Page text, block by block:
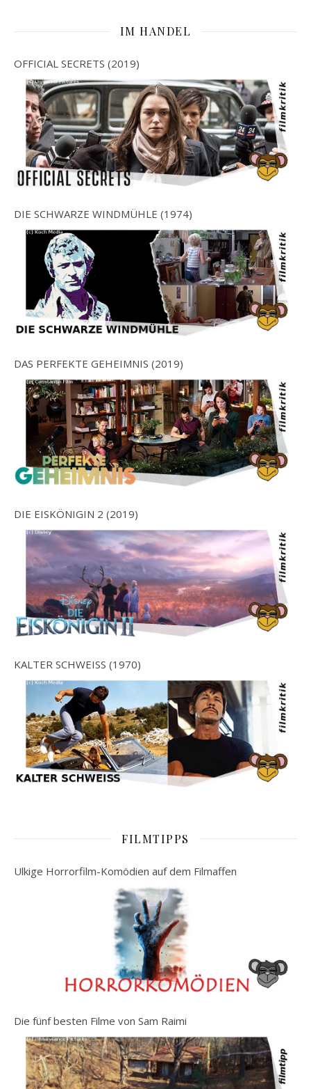
IM HANDEL
OFFICIAL SECRETS (2019)
DIE SCHWARZE WINDMÜHLE (1974)
DAS PERFEKTE GEHEIMNIS (2019)
DIE EISKÖNIGIN 2 (2019)
KALTER SCHWEISS (1970)
FILMTIPPS
Ulkige Horrorfilm-Komödien auf dem Filmaffen
Die fünf besten Filme von Sam Raimi